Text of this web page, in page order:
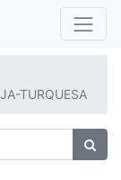
TURQUESA